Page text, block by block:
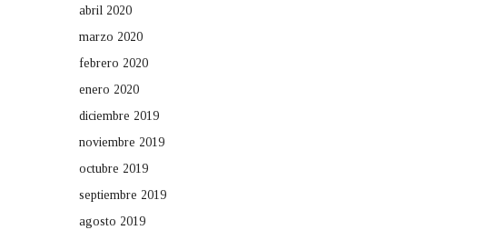
abril 2020
marzo 2020
febrero 2020
enero 2020
diciembre 2019
noviembre 2019
octubre 2019
septiembre 2019
agosto 2019